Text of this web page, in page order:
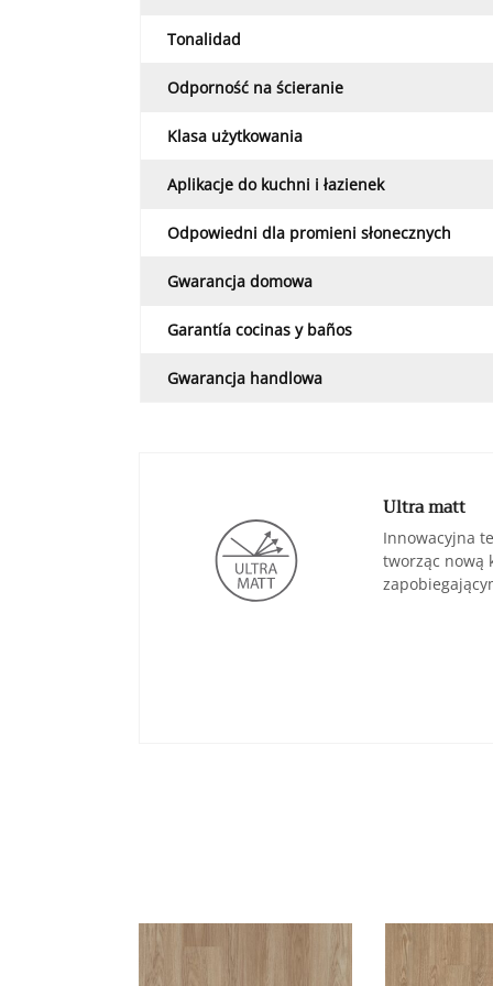
Tonalidad
Odporność na ścieranie
Klasa użytkowania
Aplikacje do kuchni i łazienek
Odpowiedni dla promieni słonecznych
Gwarancja domowa
Garantía cocinas y baños
Gwarancja handlowa
Ultra matt
Innowacyjna
tworząc nową